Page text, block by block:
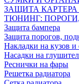
ЗАЩИТА
ТЮНИНГ:
Защита бампера
Защита порогов,
Накладки на кузов и
Насадки на
Реснички на фары
Решетка радиатора